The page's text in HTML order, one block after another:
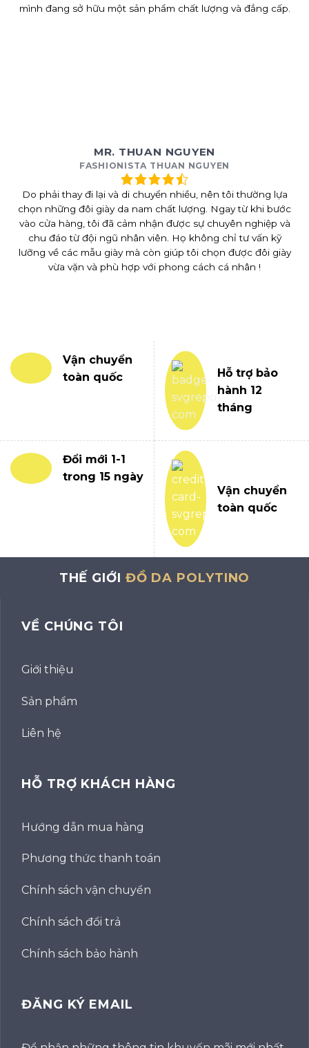
mình đang sở hữu một sản phẩm chất lượng và đẳng cấp.
MR. THUAN NGUYEN
FASHIONISTA THUAN NGUYEN
Do phải thay đi lại và di chuyển nhiều, nên tôi thường lựa
chọn những đôi giày da nam chất lượng. Ngay từ khi bước
vào cửa hàng, tôi đã cảm nhận được sự chuyên nghiệp và
chu đáo từ đội ngũ nhân viên. Họ không chỉ tư vấn kỹ
lưỡng về các mẫu giày mà còn giúp tôi chọn được đôi giày
vừa vặn và phù hợp với phong cách cá nhân !
Vận chuyển
toàn quốc
Hỗ trợ bảo
hành 12
tháng
Đổi mới 1-1
trong 15 ngày
Vận chuyển
toàn quốc
THẾ GIỚI ĐỒ DA POLYTINO
VỀ CHÚNG TÔI
Giới thiệu
Sản phẩm
Liên hệ
HỖ TRỢ KHÁCH HÀNG
Hướng dẫn mua hàng
Phương thức thanh toán
Chính sách vận chuyển
Chính sách đổi trả
Chính sách bảo hành
ĐĂNG KÝ EMAIL